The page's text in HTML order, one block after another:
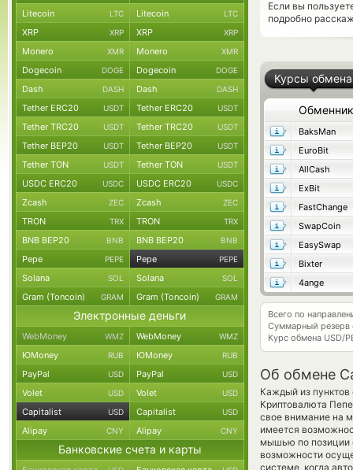
Если вы
подробно
Курсы обмена
Обменник
BaksMan
EuroBit
AllCash
ExBit
FastChange
SwapCoin
EasySwap
Bixter
4ange
Всего по
Суммарный резерв
Курс обмена USD/
Об обмене
Каждый из пунктов
Криптовалюта
свое внимание на
имеется
мышью по позиции
возможности
системе, когда
Litecoin LTC Litecoin LTC
XRP XRP XRP XRP
Monero XMR Monero XMR
Dogecoin DOGE Dogecoin DOGE
Dash DASH Dash DASH
Tether ERC20 USDT Tether ERC20 USDT
Tether TRC20 USDT Tether TRC20 USDT
Tether BEP20 USDT Tether BEP20 USDT
Tether TON USDT Tether TON USDT
USDC ERC20 USDC USDC ERC20 USDC
Zcash ZEC Zcash ZEC
TRON TRX TRON TRX
BNB BEP20 BNB BNB BEP20 BNB
Pepe PEPE Pepe PEPE
Solana SOL Solana SOL
Gram (Toncoin) GRAM Gram (Toncoin) GRAM
Электронные деньги
WebMoney WMZ WebMoney WMZ
ЮMoney RUB ЮMoney RUB
PayPal USD PayPal USD
Volet USD Volet USD
Capitalist USD Capitalist USD
Alipay CNY Alipay CNY
Банковские счета и карты